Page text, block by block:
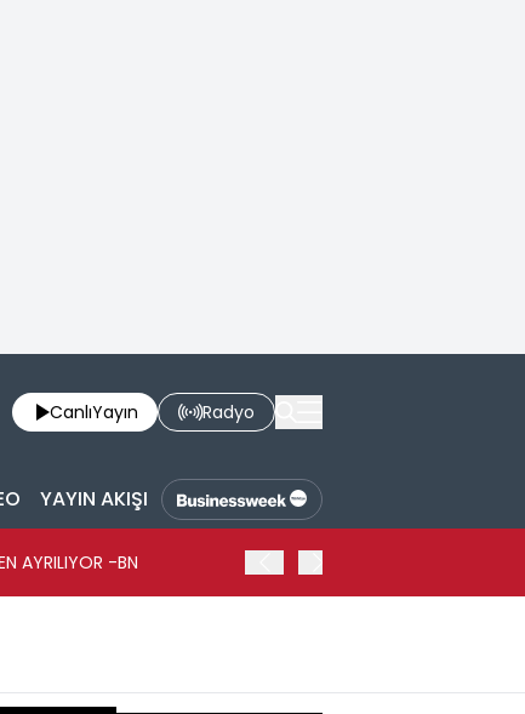
CanlıYayın Radyo
YAYIN AKIŞI
AYRILIYOR -BN